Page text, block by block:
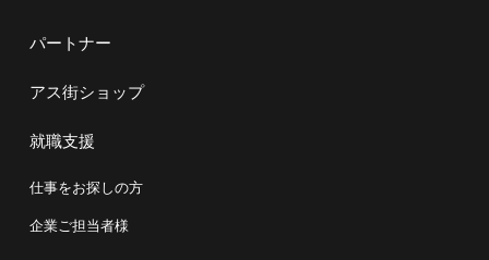
パートナー
アス街ショップ
就職支援
仕事をお探しの方
企業ご担当者様